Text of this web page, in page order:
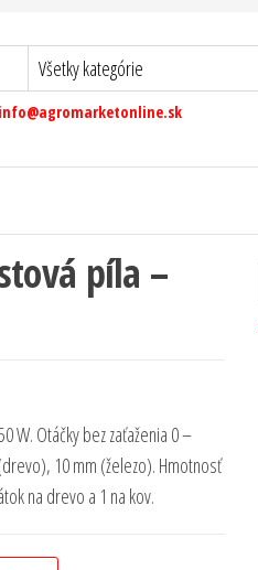
info@agromarketonline.sk
píla –
W. Otáčky bez zaťaženia 0 –
10 mm (železo). Hmotnosť
na drevo a 1 na kov.